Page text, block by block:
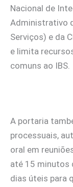
Nacional de
Administrativo
Serviços) e da
e limita
comuns ao IBS.
A portaria
processuais,
oral em
até 15 minutos
dias úteis para